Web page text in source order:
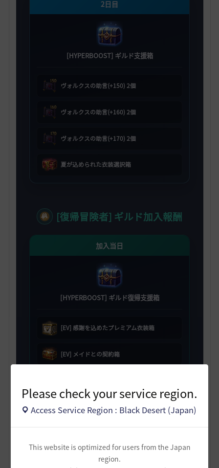
Please check your service region.
Access Service Region : Black Desert (Japan)
This website is optimized for users from the Japan
region.
2日目
[HYPERBOOST] ギルド支援箱
ヴォルクスの助言(+150) 2個
ヴォルクスの助言(+160) 2個
ヴォルクスの助言(+170) 2個
夏が込められた衣装選択箱
[復帰冒険者] ギルド加入報酬
加入当日
[HYPERBOOST] ギルド復帰支援箱
[EV] 感謝を込めたプレミアム衣装箱
[EV] メイドとの契約箱
職人の記憶 50個
2日目